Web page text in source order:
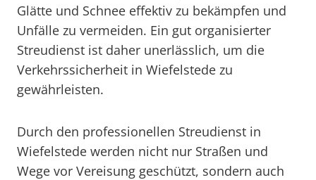
Glätte und Schnee effektiv zu bekämpfen und
Unfälle zu vermeiden. Ein gut organisierter
Streudienst ist daher unerlässlich, um die
Verkehrssicherheit in Wiefelstede zu
gewährleisten.
Durch den professionellen Streudienst in
Wiefelstede werden nicht nur Straßen und
Wege vor Vereisung geschützt, sondern auch